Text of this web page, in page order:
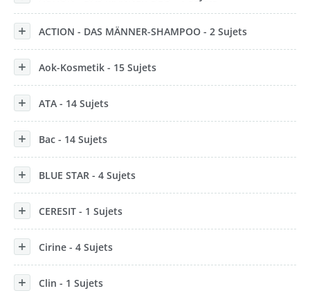
ACTION - DAS MÄNNER-SHAMPOO - 2 Sujets
Aok-Kosmetik - 15 Sujets
ATA - 14 Sujets
Bac - 14 Sujets
BLUE STAR - 4 Sujets
CERESIT - 1 Sujets
Cirine - 4 Sujets
Clin - 1 Sujets